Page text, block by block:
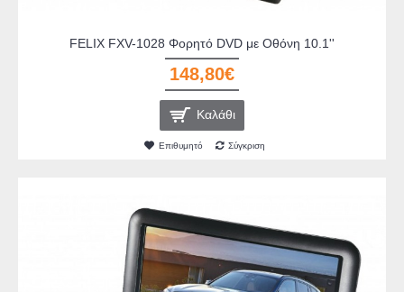
FELIX FXV-1028 Φορητό DVD με Οθόνη 10.1''
148,80€
Καλάθι
Επιθυμητό Σύγκριση